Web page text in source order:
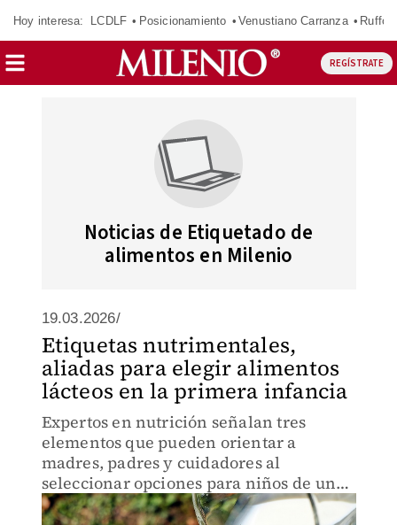
Hoy interesa: LCDLF Posicionamiento Venustiano Carranza Ruffo
REGÍSTRATE
Noticias de Etiquetado de
alimentos en Milenio
19.03.2026/
Etiquetas nutrimentales,
aliadas para elegir alimentos
lácteos en la primera infancia
Expertos en nutrición señalan tres
elementos que pueden orientar a
madres, padres y cuidadores al
seleccionar opciones para niños de uno
a tres años